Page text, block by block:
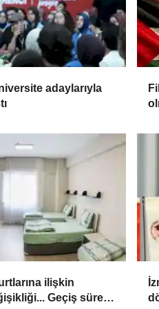
adaylarıyla
ilişkin
Geçiş süresi